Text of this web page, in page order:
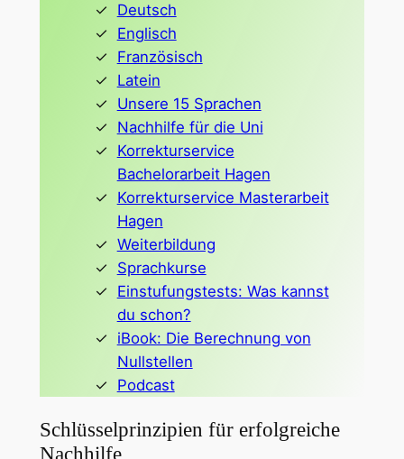
Deutsch
Englisch
Französisch
Latein
Unsere 15 Sprachen
Nachhilfe für die Uni
Korrekturservice
Bachelorarbeit Hagen
Korrekturservice Masterarbeit
Hagen
Weiterbildung
Sprachkurse
Einstufungstests: Was kannst
du schon?
iBook: Die Berechnung von
Nullstellen
Podcast
Schlüsselprinzipien für erfolgreiche
Nachhilfe